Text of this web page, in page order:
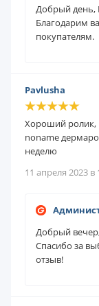
Добрый день,
Благодарим
покупателям.
Pavlusha
Хороший ролик,
noname
неделю
11 апреля 2023 в
Добрый
Спасибо за
отзыв!